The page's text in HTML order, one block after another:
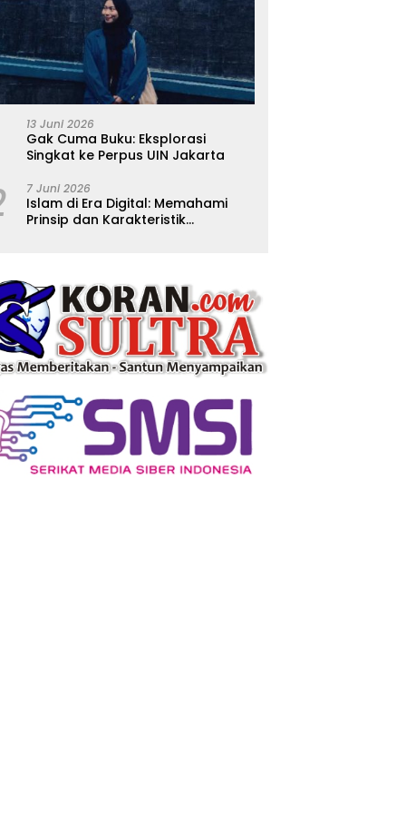
13 Juni 2026
Gak Cuma Buku: Eksplorasi
Singkat ke Perpus UIN Jakarta
7 Juni 2026
Islam di Era Digital: Memahami
Prinsip dan Karakteristik